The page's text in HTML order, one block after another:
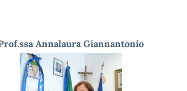
Annalaura Giannantonio